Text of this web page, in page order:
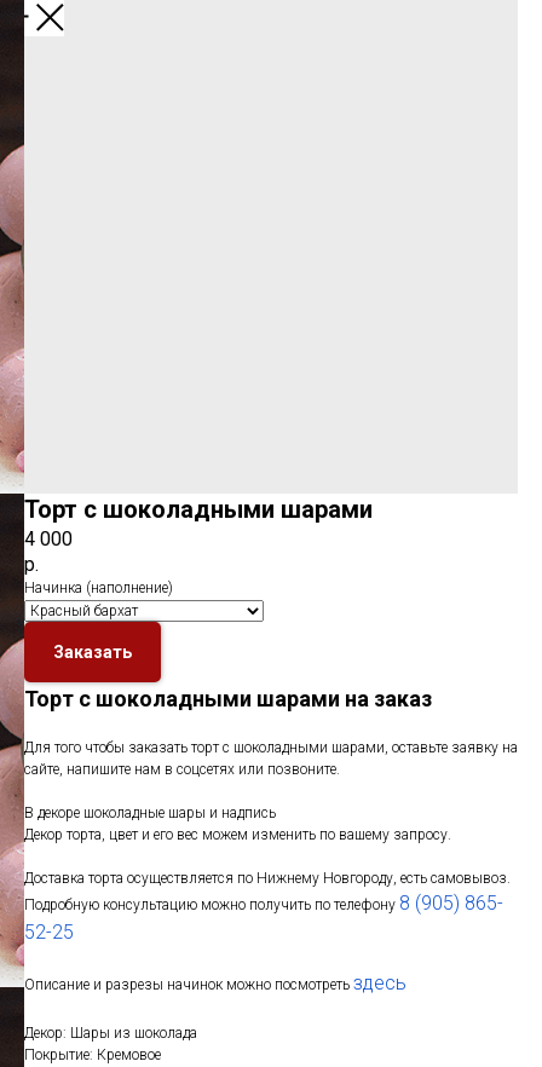
Меню
Торт с шоколадными шарами
4 000
р.
Начинка (наполнение)
Заказать
Торт с шоколадными шарами на заказ
Для того чтобы заказать торт с шоколадными шарами, оставьте заявку на
сайте, напишите нам в соцсетях или позвоните.
В декоре шоколадные шары и надпись
Декор торта, цвет и его вес можем изменить по вашему запросу.
Доставка торта осуществляется по Нижнему Новгороду, есть самовывоз.
Подробную консультацию можно получить по телефону 8 (905) 865-
52-25
Описание и разрезы начинок можно посмотреть здесь
Декор: Шары из шоколада
Покрытие: Кремовое